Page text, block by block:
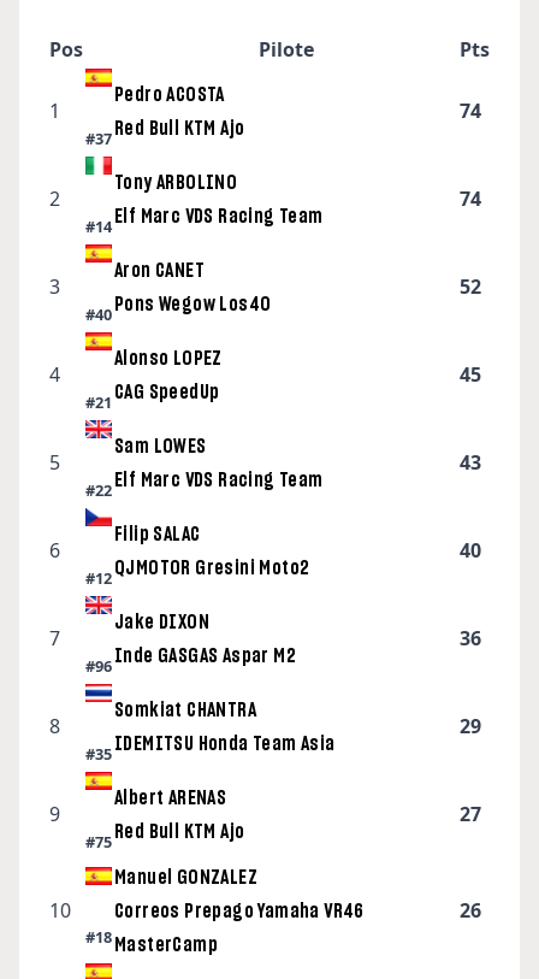
Pos Pilote Pts
1
#37
Pedro ACOSTA
Red Bull KTM Ajo
74
2
#14
Tony ARBOLINO
Elf Marc VDS Racing Team
74
3
#40
Aron CANET
Pons Wegow Los40
52
4
#21
Alonso LOPEZ
CAG SpeedUp
45
5
#22
Sam LOWES
Elf Marc VDS Racing Team
43
6
#12
Filip SALAC
QJMOTOR Gresini Moto2
40
7
#96
Jake DIXON
Inde GASGAS Aspar M2
36
8
#35
Somkiat CHANTRA
IDEMITSU Honda Team Asia
29
9
#75
Albert ARENAS
Red Bull KTM Ajo
27
10
#18
Manuel GONZALEZ
Correos Prepago Yamaha VR46
MasterCamp
26